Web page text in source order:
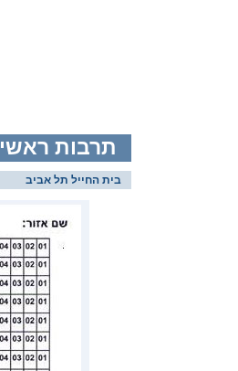
תרבות ראשי
בית החייל תל אביב